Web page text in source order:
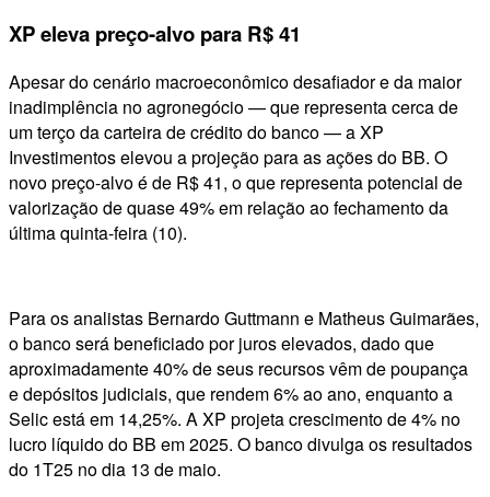
XP eleva preço-alvo para R$ 41
Apesar do cenário macroeconômico desafiador e da maior
inadimplência no agronegócio — que representa cerca de
um terço da carteira de crédito do banco — a XP
Investimentos elevou a projeção para as ações do BB. O
novo preço-alvo é de R$ 41, o que representa potencial de
valorização de quase 49% em relação ao fechamento da
última quinta-feira (10).
Para os analistas Bernardo Guttmann e Matheus Guimarães,
o banco será beneficiado por juros elevados, dado que
aproximadamente 40% de seus recursos vêm de poupança
e depósitos judiciais, que rendem 6% ao ano, enquanto a
Selic está em 14,25%. A XP projeta crescimento de 4% no
lucro líquido do BB em 2025. O banco divulga os resultados
do 1T25 no dia 13 de maio.